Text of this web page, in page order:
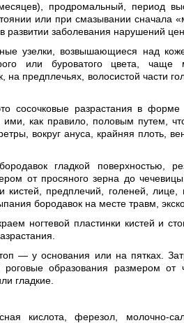
продромальный, период
или при смазывании сначала
развитии заболевания нарушений
узелки, возвышающиеся над
или буроватого цвета, чаще
предплечьях, волосистой части
сосочковые разрастания в форме
как правило, половым путем,
вокруг ануса, крайняя плоть,
гладкой поверхностью,
от просяного зерна до
предплечий, голеней,
бородавок на месте травм,
ногтевой пластинки кистей и
— у основания или на пятках.
образования размером от
гладкие.
кислота, ферезол, молочно-